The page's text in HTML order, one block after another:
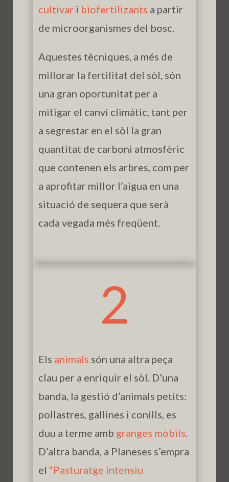
cultivar i biofertilizants a partir
de microorganismes del bosc.
Aquestes tècniques, a més de
millorar la fertilitat del sòl, són
una gran oportunitat per a
mitigar el canvi climàtic, tant per
a segrestar en el sòl la gran
quantitat de carboni atmosfèric
que contenen els arbres, com per
a aprofitar millor l’aigua en una
situació de sequera que serà
cada vegada més freqüent.
2
Els animals són una altra peça
clau per a enriquir el sòl. D’una
banda, la gestió d’animals petits:
pollastres, gallines i conills, es
duu a terme amb granges mòbils.
D’altra banda, a Planeses s’empra
el “Pasturatge intensiu